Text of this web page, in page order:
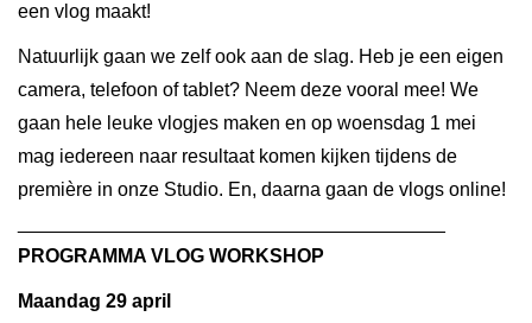
een vlog maakt!
Natuurlijk gaan we zelf ook aan de slag. Heb je een eigen
camera, telefoon of tablet? Neem deze vooral mee! We
gaan hele leuke vlogjes maken en op woensdag 1 mei
mag iedereen naar resultaat komen kijken tijdens de
première in onze Studio. En, daarna gaan de vlogs online!
PROGRAMMA VLOG WORKSHOP
Maandag 29 april